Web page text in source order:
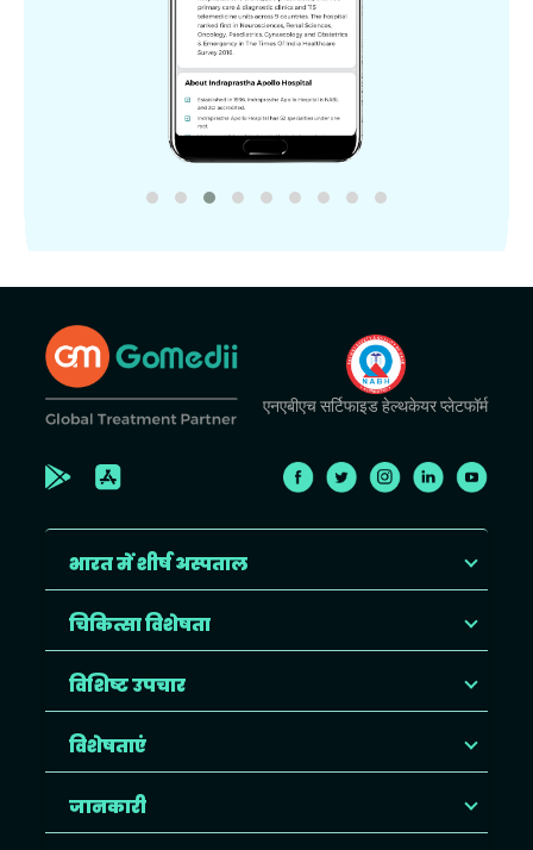
एनएबीएच सर्टिफाइड हेल्थकेयर प्लेटफॉर्म
भारत में शीर्ष अस्पताल
चिकित्सा विशेषता
विशिष्ट उपचार
विशेषताएं
जानकारी